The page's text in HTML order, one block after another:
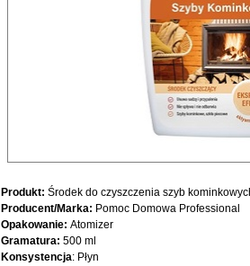
Produkt: Środek do czyszczenia szyb
Producent/Marka: Pomoc Domowa Professional
Opakowanie: Atomizer
Gramatura: 500 ml
Konsystencja: Płyn